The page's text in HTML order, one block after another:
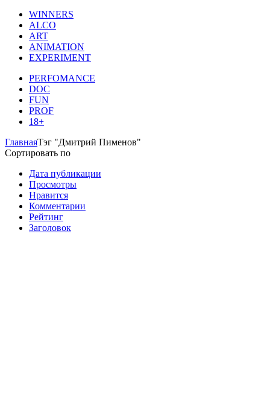
WINNERS
ALCO
ART
ANIMATION
EXPERIMENT
PERFOMANCE
DOC
FUN
PROF
18+
ГлавнаяТэг "Дмитрий Пименов"
Сортировать по
Дата публикации
Просмотры
Нравится
Комментарии
Рейтинг
Заголовок